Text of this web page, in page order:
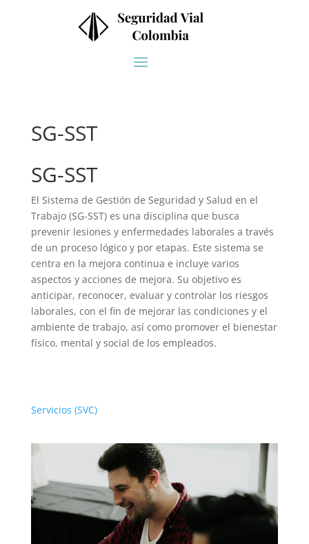
SG-SST
SG-SST
El Sistema de Gestión de Seguridad y Salud en el
Trabajo (SG-SST) es una disciplina que busca
prevenir lesiones y enfermedades laborales a través
de un proceso lógico y por etapas. Este sistema se
centra en la mejora continua e incluye varios
aspectos y acciones de mejora. Su objetivo es
anticipar, reconocer, evaluar y controlar los riesgos
laborales, con el fin de mejorar las condiciones y el
ambiente de trabajo, así como promover el bienestar
físico, mental y social de los empleados.
Servicios (SVC)